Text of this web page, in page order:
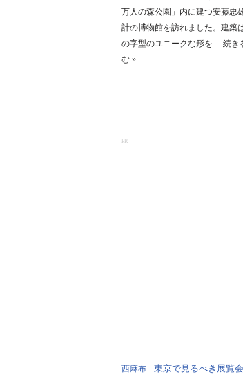
万人の森公園」内に建つ安藤忠
計の博物館を訪れました。建築
の字型のユニークな形を… 続き
む »
PR
西麻布 東京で見るべき展覧会